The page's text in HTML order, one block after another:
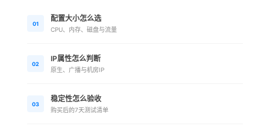
01
配置大小怎么选
CPU、内存、磁盘与流量
02
IP属性怎么判断
原生、广播与机房IP
03
稳定性怎么验收
购买后的7天测试清单